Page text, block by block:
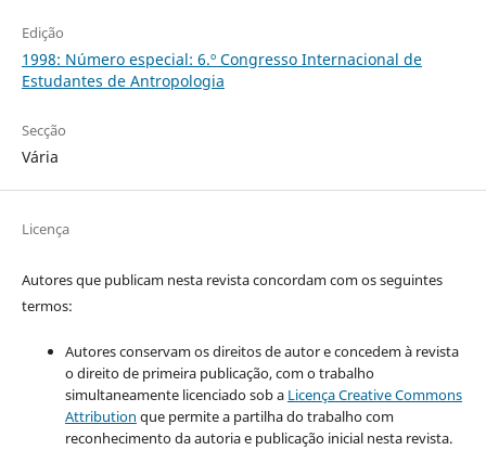
Edição
1998: Número especial: 6.º Congresso Internacional de
Estudantes de Antropologia
Secção
Vária
Licença
Autores que publicam nesta revista concordam com os seguintes
termos:
Autores conservam os direitos de autor e concedem à revista
o direito de primeira publicação, com o trabalho
simultaneamente licenciado sob a Licença Creative Commons
Attribution que permite a partilha do trabalho com
reconhecimento da autoria e publicação inicial nesta revista.